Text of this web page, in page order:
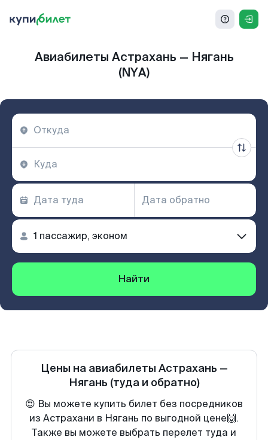
Авиабилеты Астрахань — Нягань
(NYA)
Найти
Цены на авиабилеты Астрахань —
Нягань (туда и обратно)
😍 Вы можете купить билет без посредников
из Астрахани в Нягань по выгодной цене🙌.
Также вы можете выбрать перелет туда и